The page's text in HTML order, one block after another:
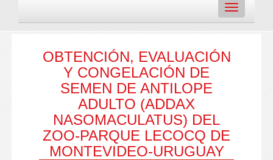
Toggle
navigation
OBTENCIÓN, EVALUACIÓN
Y CONGELACIÓN DE
SEMEN DE ANTILOPE
ADULTO (ADDAX
NASOMACULATUS) DEL
ZOO-PARQUE LECOCQ DE
MONTEVIDEO-URUGUAY